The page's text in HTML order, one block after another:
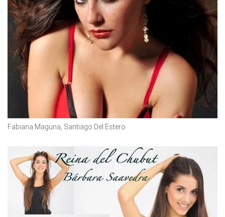
Fabiana Maguna, Santiago Del Estero